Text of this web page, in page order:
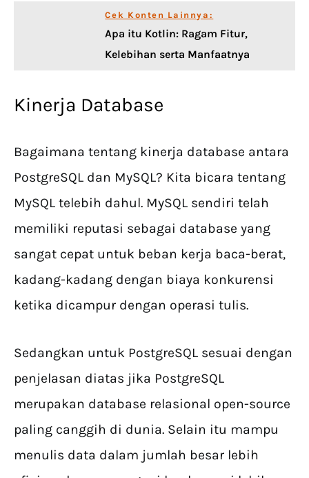
Cek Konten Lainnya:
Apa itu Kotlin: Ragam Fitur,
Kelebihan serta Manfaatnya
Kinerja Database
Bagaimana tentang kinerja database antara
PostgreSQL dan MySQL? Kita bicara tentang
MySQL telebih dahul. MySQL sendiri telah
memiliki reputasi sebagai database yang
sangat cepat untuk beban kerja baca-berat,
kadang-kadang dengan biaya konkurensi
ketika dicampur dengan operasi tulis.
Sedangkan untuk PostgreSQL sesuai dengan
penjelasan diatas jika PostgreSQL
merupakan database relasional open-source
paling canggih di dunia. Selain itu mampu
menulis data dalam jumlah besar lebih